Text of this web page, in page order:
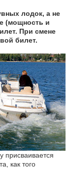
лодок, а не
(мощность и
При смене
билет.
присваивается
как того